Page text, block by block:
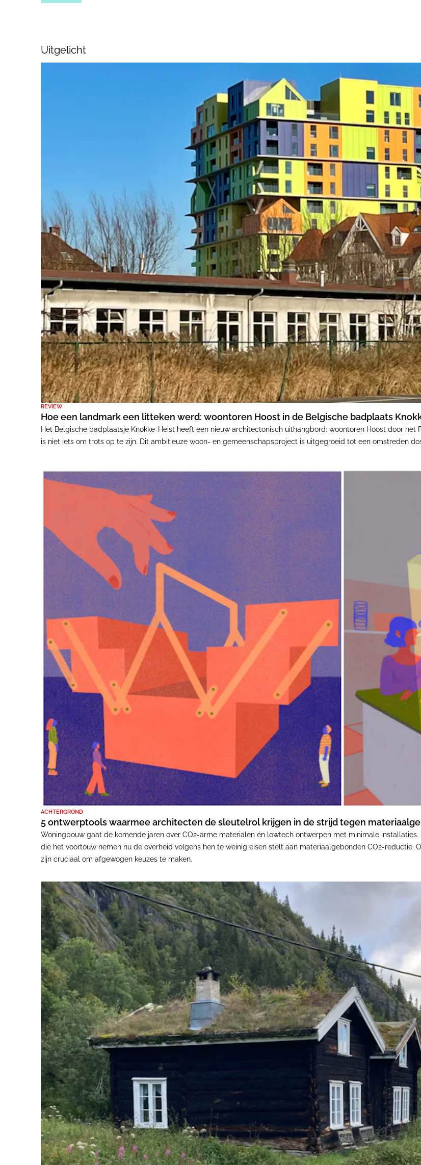
Uitgelicht
REVIEW
Hoe een landmark een litteken werd: woontoren Hoost in de Belgische badplaats
Het Belgische badplaatsje Knokke-Heist heeft een nieuw architectonisch uithangbord: woontoren Hoost door het
is niet iets om trots op te zijn. Dit ambitieuze woon- en gemeenschapsproject is uitgegroeid tot een omstreden
ACHTERGROND
5 ontwerptools waarmee architecten de sleutelrol krijgen in de strijd tegen
Woningbouw gaat de komende jaren over CO2-arme materialen én lowtech ontwerpen met minimale
die het voortouw nemen nu de overheid volgens hen te weinig eisen stelt aan materiaalgebonden CO2-reductie.
zijn cruciaal om afgewogen keuzes te maken.